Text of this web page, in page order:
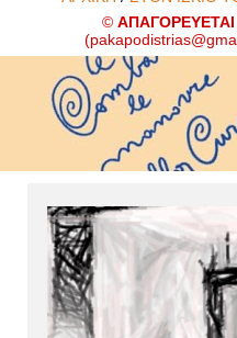
©ΑΠΑΓΟΡΕΥΕΤΑΙ
(